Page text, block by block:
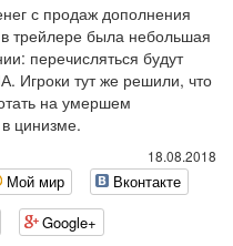
с продаж дополнения
трейлере была небольшая
перечисляться будут
Игроки тут же решили, что
на умершем
цинизме.
18.08.2018
Мой мир
Вконтакте
Google+